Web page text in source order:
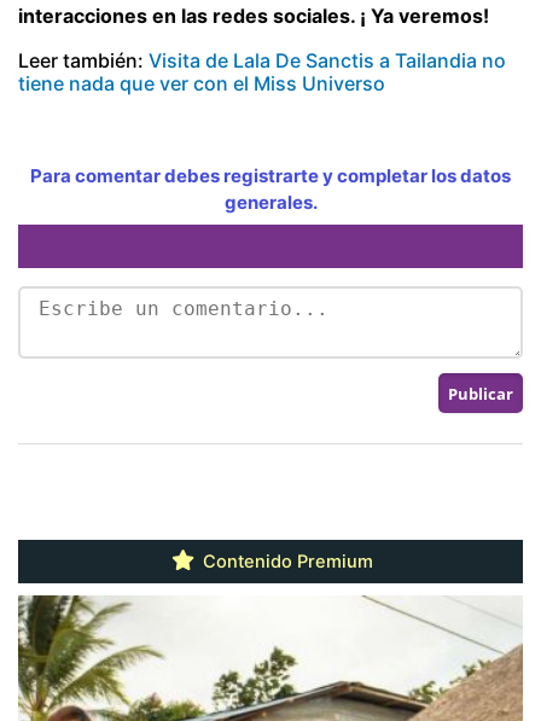
interacciones en las redes sociales. ¡ Ya veremos!
Leer también: Visita de Lala De Sanctis a Tailandia no
tiene nada que ver con el Miss Universo
Para comentar debes registrarte y completar los datos
generales.
Contenido Premium